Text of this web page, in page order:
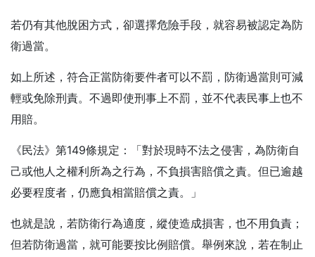
若仍有其他脫困方式，卻選擇危險手段，就容易被認定為防
衛過當。
如上所述，符合正當防衛要件者可以不罰，防衛過當則可減
輕或免除刑責。不過即使刑事上不罰，並不代表民事上也不
用賠。
《民法》第149條規定：「對於現時不法之侵害，為防衛自
己或他人之權利所為之行為，不負損害賠償之責。但已逾越
必要程度者，仍應負相當賠償之責。」
也就是說，若防衛行為適度，縱使造成損害，也不用負責；
但若防衛過當，就可能要按比例賠償。舉例來說，若在制止